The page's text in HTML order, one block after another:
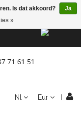
71 61 51
Nl Eur
Is dat akkoord?
Ja
»